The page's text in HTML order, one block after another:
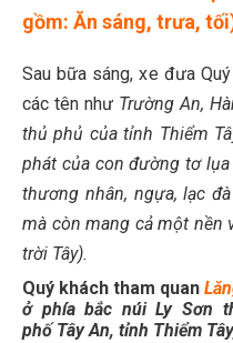
gồm: Ăn sáng, trưa,
Sau bữa sáng, xe đưa
các tên như Trường An,
thủ phủ của tỉnh Thiểm
phát của con đường tơ
thương nhân, ngựa, lạc
mà còn mang cả một nền
trời Tây).
Quý khách tham quan
ở phía bắc núi Ly Sơn
phố Tây An, tỉnh Thiểm